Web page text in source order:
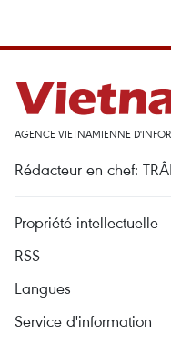
AGENCE VIETNAMIENNE
Rédacteur en chef:
Propriété intellectuelle
RSS
Langues
Service d'information